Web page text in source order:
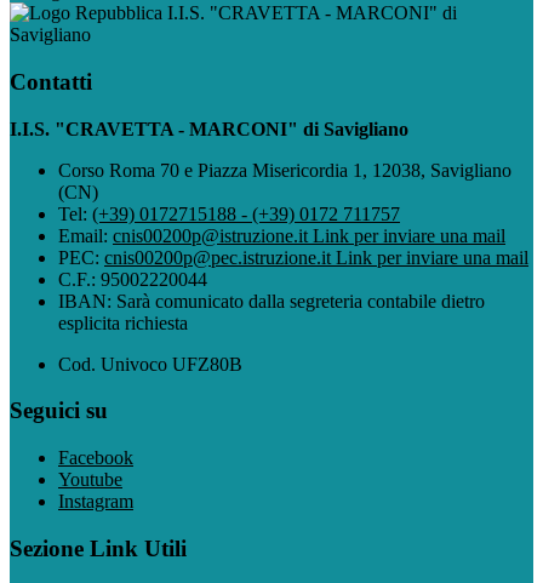
I.I.S. "CRAVETTA - MARCONI" di
Savigliano
Contatti
I.I.S. "CRAVETTA - MARCONI" di Savigliano
Corso Roma 70 e Piazza Misericordia 1, 12038, Savigliano
(CN)
Tel: (+39) 0172715188 - (+39) 0172 711757
Email: cnis00200p@istruzione.it Link per inviare una mail
PEC: cnis00200p@pec.istruzione.it Link per inviare una mail
C.F.: 95002220044
IBAN: Sarà comunicato dalla segreteria contabile dietro
esplicita richiesta
Cod. Univoco UFZ80B
Seguici su
Facebook
Youtube
Instagram
Sezione Link Utili